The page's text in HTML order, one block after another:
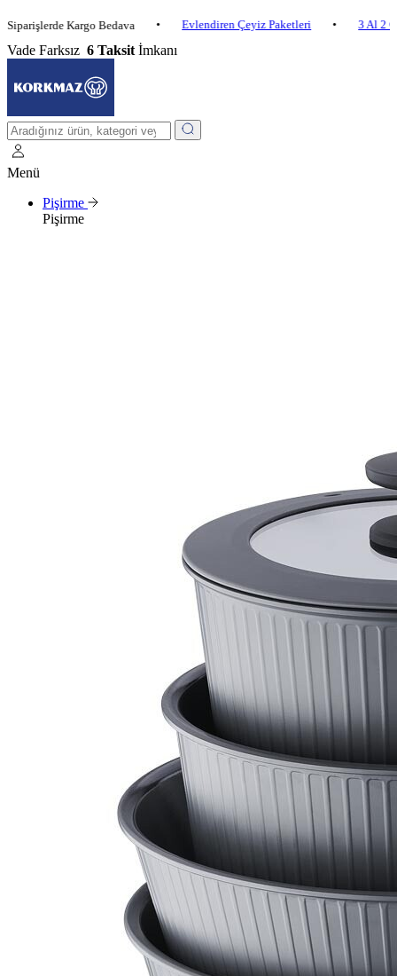
Kargo Bedava • Evlendiren Çeyiz Paketleri • 3 Al 2 Öde
Vade Farksız 6 Taksit İmkanı
Menü
Pişirme
Pişirme